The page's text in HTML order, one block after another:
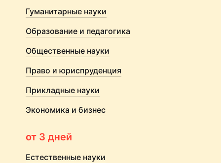
Гуманитарные науки
Образование и педагогика
Общественные науки
Право и юриспруденция
Прикладные науки
Экономика и бизнес
от 3 дней
Естественные науки